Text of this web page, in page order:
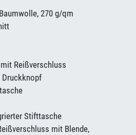
270 g/qm
Reißverschluss
Stifttasche
mit Blende,